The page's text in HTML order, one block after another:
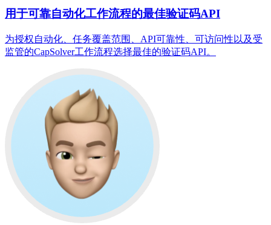
用于可靠自动化工作流程的最佳验证码API
为授权自动化、任务覆盖范围、API可靠性、可访问性以及受
监管的CapSolver工作流程选择最佳的验证码API。